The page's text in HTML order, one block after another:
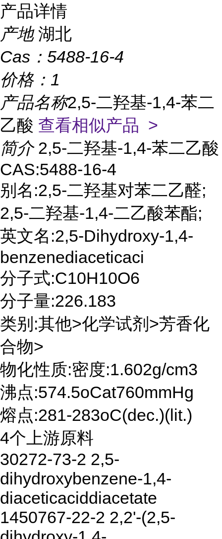
产品详情
产地 湖北
Cas： 5488-16-4
价格： 1
产品名称2,5-二羟基-1,4-苯二
乙酸 查看相似产品 >
简介 2,5-二羟基-1,4-苯二乙酸
CAS:5488-16-4
别名:2,5-二羟基对苯二乙醛;
2,5-二羟基-1,4-二乙酸苯酯;
英文名:2,5-Dihydroxy-1,4-
benzenediaceticaci
分子式:C10H10O6
分子量:226.183
类别:其他>化学试剂>芳香化
合物>
物化性质:密度:1.602g/cm3
沸点:574.5oCat760mmHg
熔点:281-283oC(dec.)(lit.)
4个上游原料
30272-73-2 2,5-
dihydroxybenzene-1,4-
diaceticaciddiacetate
1450767-22-2 2,2'-(2,5-